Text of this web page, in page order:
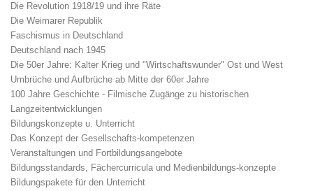
Die Revolution 1918/19 und ihre Räte
Die Weimarer Republik
Faschismus in Deutschland
Deutschland nach 1945
Die 50er Jahre: Kalter Krieg und "Wirtschaftswunder" Ost und West
Umbrüche und Aufbrüche ab Mitte der 60er Jahre
100 Jahre Geschichte - Filmische Zugänge zu historischen
Langzeitentwicklungen
Bildungskonzepte u. Unterricht
Das Konzept der Gesellschafts-kompetenzen
Veranstaltungen und Fortbildungsangebote
Bildungsstandards, Fächercurricula und Medienbildungs-konzepte
Bildungspakete für den Unterricht